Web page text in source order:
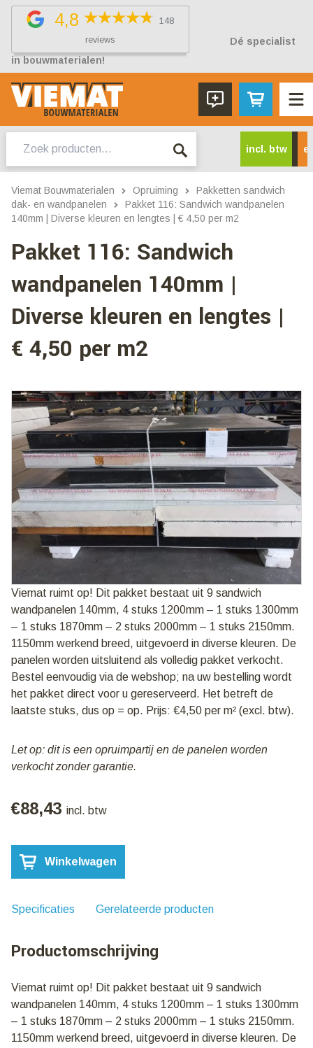
4,8
148
reviews
Dé specialist
in bouwmaterialen!
naar:
incl. btw
Viemat Bouwmaterialen Opruiming
Pakketten sandwich
dak- en wandpanelen
Pakket 116: Sandwich wandpanelen
140mm | Diverse kleuren en lengtes | € 4,50 per m2
Pakket 116: Sandwich
wandpanelen 140mm |
Diverse kleuren en lengtes |
€ 4,50 per m2
Viemat ruimt op! Dit pakket bestaat uit 9 sandwich
wandpanelen 140mm, 4 stuks 1200mm – 1 stuks 1300mm
– 1 stuks 1870mm – 2 stuks 2000mm – 1 stuks 2150mm.
1150mm werkend breed, uitgevoerd in diverse kleuren. De
panelen worden uitsluitend als volledig pakket verkocht.
Bestel eenvoudig via de webshop; na uw bestelling wordt
het pakket direct voor u gereserveerd. Het betreft de
laatste stuks, dus op = op. Prijs: €4,50 per m² (excl. btw).
Let op: dit is een opruimpartij en de panelen worden
verkocht zonder garantie.
€88,43 incl. btw
Pakket
116:
Sandwich
140mm
kleuren
|
€
4,50
per
Winkelwagen
Specificaties Gerelateerde producten
Productomschrijving
Viemat ruimt op! Dit pakket bestaat uit 9 sandwich
wandpanelen 140mm, 4 stuks 1200mm – 1 stuks 1300mm
– 1 stuks 1870mm – 2 stuks 2000mm – 1 stuks 2150mm.
1150mm werkend breed, uitgevoerd in diverse kleuren. De